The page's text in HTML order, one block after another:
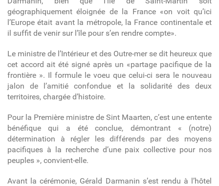
géographiquement éloignée de la France «on voit qu’ici
l’Europe était avant la métropole, la France continentale et
il suffit de venir sur l’île pour s’en rendre compte».
Le ministre de l’Intérieur et des Outre-mer se dit heureux que
cet accord ait été signé après un «partage pacifique de la
frontière ». Il formule le voeu que celui-ci sera le nouveau
jalon de l’amitié confondue et la solidarité des deux
territoires, chargée d’histoire.
Pour la Première ministre de Sint Maarten, c’est une entente
bénéfique qui a été conclue, démontrant « (notre)
détermination à régler les différends par des moyens
pacifiques à la recherche d’une paix collective pour nos
peuples », convient-elle.
Avant la cérémonie, Gérald Darmanin s’est rendu à l’hôtel